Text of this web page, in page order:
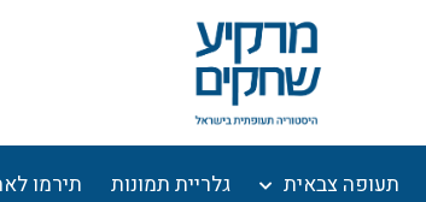
תעופה צבאית גלריית תמונות תירמו